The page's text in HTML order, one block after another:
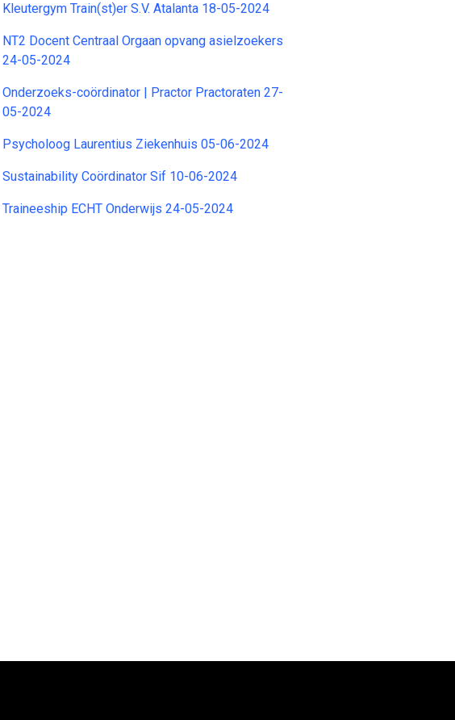
Kleutergym Train(st)er S.V. Atalanta 18-05-2024
NT2 Docent Centraal Orgaan opvang asielzoekers
24-05-2024
Onderzoeks-coördinator | Practor Practoraten 27-
05-2024
Psycholoog Laurentius Ziekenhuis 05-06-2024
Sustainability Coördinator Sif 10-06-2024
Traineeship ECHT Onderwijs 24-05-2024